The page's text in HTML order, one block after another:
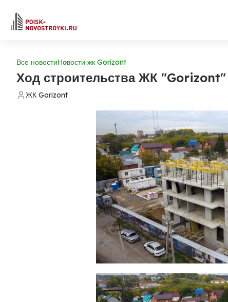
Все новостиНовости жк Gorizont
Ход строительства ЖК "Gorizont"
ЖК Gorizont